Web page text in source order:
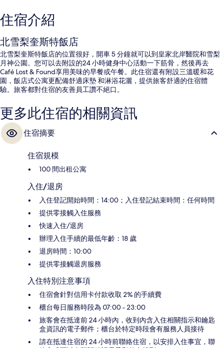
住宿介紹
北雪梨奎斯特飯店
北雪梨奎斯特飯店的位置很好，開車 5 分鐘就可以到皇家北岸醫院和雪梨
月神公園。您可以去附設的24 小時健身中心活動一下筋骨，然後再去
Café Lost & Found享用美味的早餐或午餐。此住宿還有附設三溫暖和花
園，飯店式公寓更配備舒適床墊 和淋浴花灑，提供旅客舒適的住宿體
驗。旅客都對住宿的友善員工讚不絕口。
更多此住宿的相關資訊
住宿摘要
住宿規模
100 間出租公寓
入住/退房
入住登記開始時間：14:00；入住登記結束時間：任何時間
提供零接觸入住服務
快速入住/退房
辦理入住手續的最低年齡：18 歲
退房時間：10:00
提供零接觸退房服務
入住特別注意事項
住宿會針對信用卡付款收取 2% 的手續費
櫃台每日服務時段為 07:00 - 23:00
旅客會在抵達前 24 小時內，收到內含入住相關指示和鑰匙
盒資訊的電子郵件；櫃台於特定時段會有服務人員接待
請在抵達住宿的 24 小時前聯絡住宿，以安排入住事宜，聯